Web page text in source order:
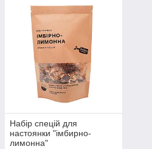
Набір спецій для
настоянки "імбирно-
лимонна"